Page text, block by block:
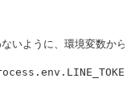
ように、環境変数から
. env . LINE_TOKEN